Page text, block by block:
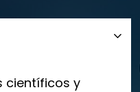
científicos y